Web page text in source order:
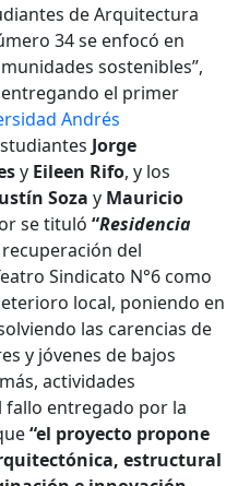
de Arquitectura
34 se enfocó en
sostenibles”,
entregando el primer
Andrés
Jorge
y Eileen Rifo, y los
Soza y Mauricio
se tituló“Residencia
del
Sindicato N°6 como
local, poniendo en
las carencias de
y jóvenes de bajos
actividades
fallo entregado por la
“el proyecto propone
estructural